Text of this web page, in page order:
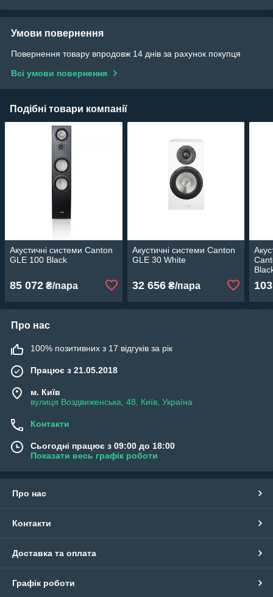
Умови повернення
Повернення товару впродовж 14 днів за рахунок покупця
Всі умови повернення
Подібні товари компанії
Акустичні системи Canton
GLE 100 Black
85 072 ₴/пара
Акустичні системи Canton
GLE 30 White
32 656₴/пара
Про нас
100% позитивних з 17 відгуків за рік
Працює з 21.05.2018
м. Київ
вулиця Воздвиженська, 48, Київ, Україна
Контакти
Сьогодні працює з 09:00 до 18:00
Показати весь графік роботи
Про нас
Контакти
Доставка та оплата
Графік роботи